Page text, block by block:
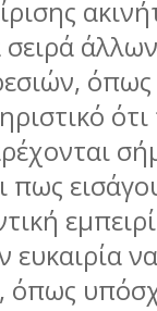
σειρά άλλων
όπως
ότι
πως
ευκαιρία
όπως